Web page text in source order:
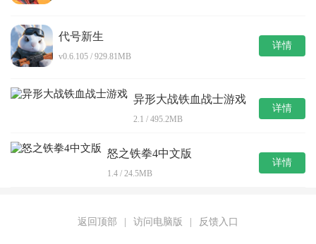
代号新生
v0.6.105 / 929.81MB
详情
异形大战铁血战士游戏
2.1 / 495.2MB
详情
怒之铁拳4中文版
1.4 / 24.5MB
详情
返回顶部 访问电脑版 反馈入口